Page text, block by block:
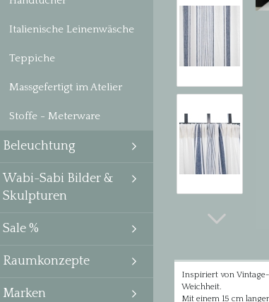
Inspiriert von
Weichheit.
Mit einem 15 cm
Italienische Leinenwäsche
Teppiche
Massgefertigt im Atelier
Stoffe - Meterware
Beleuchtung
Wabi-Sabi Bilder &
Skulpturen
Sale %
Raumkonzepte
Marken